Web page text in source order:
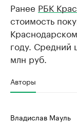
Ранее РБК
стоимость
году. Средний
млн руб.
Авторы
Владислав Мауль